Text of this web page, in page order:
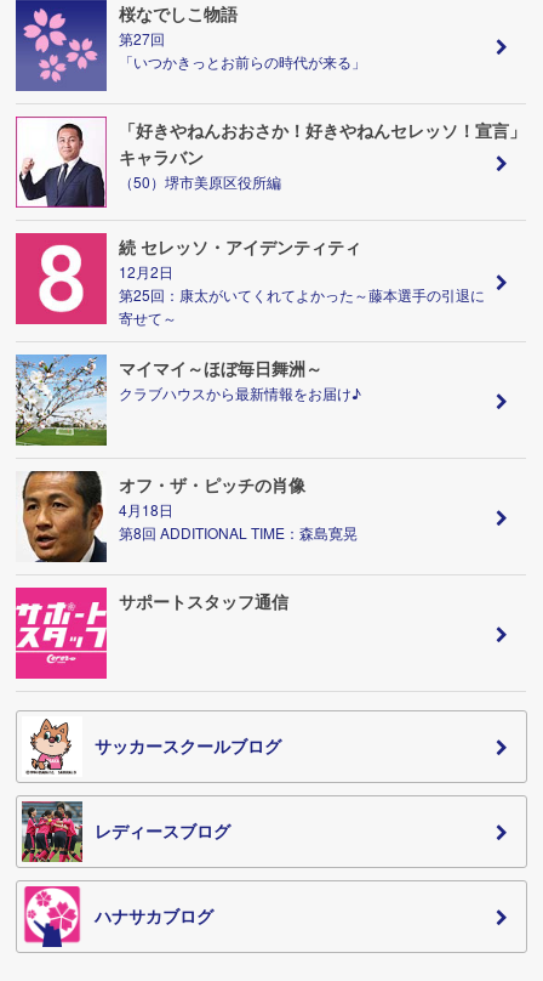
桜なでしこ物語
第27回
「いつかきっとお前らの時代が来る」
「好きやねんおおさか！好きやねんセレッソ！宣言」
キャラバン
（50）堺市美原区役所編
続 セレッソ・アイデンティティ
12月2日
第25回：康太がいてくれてよかった～藤本選手の引退に
寄せて～
マイマイ～ほぼ毎日舞洲～
クラブハウスから最新情報をお届け♪
オフ・ザ・ピッチの肖像
4月18日
第8回 ADDITIONAL TIME：森島寛晃
サポートスタッフ通信
サッカースクールブログ
レディースブログ
ハナサカブログ